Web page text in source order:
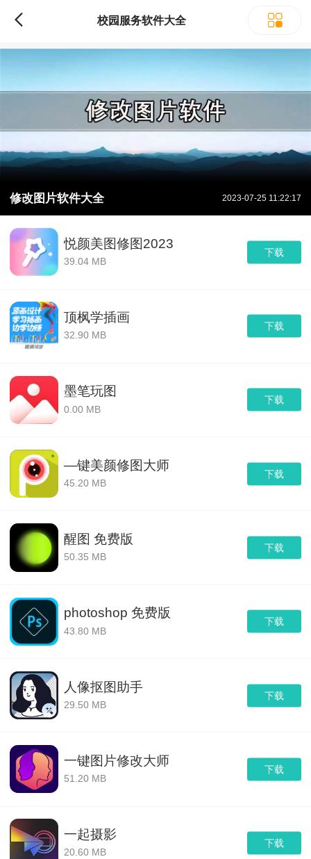
校园服务软件大全
修改图片软件大全 2023-07-25 11:22:17
下载
悦颜美图修图2023
39.04 MB
下载
顶枫学插画
32.90 MB
下载
墨笔玩图
0.00 MB
下载
—键美颜修图大师
45.20 MB
下载
醒图 免费版
50.35 MB
下载
photoshop 免费版
43.80 MB
下载
人像抠图助手
29.50 MB
下载
一键图片修改大师
51.20 MB
下载
一起摄影
20.60 MB